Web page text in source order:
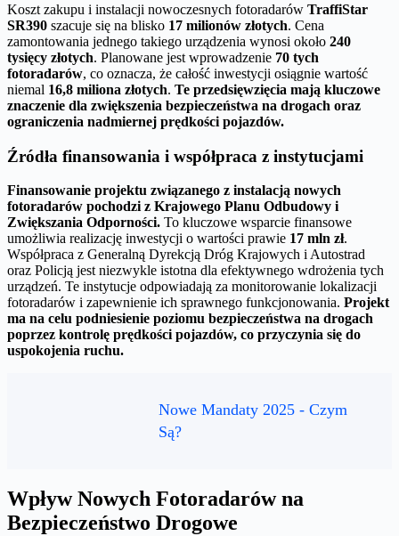
Koszt zakupu i instalacji nowoczesnych fotoradarów TraffiStar
SR390 szacuje się na blisko 17 milionów złotych. Cena
zamontowania jednego takiego urządzenia wynosi około 240
tysięcy złotych. Planowane jest wprowadzenie 70 tych
fotoradarów, co oznacza, że całość inwestycji osiągnie wartość
niemal 16,8 miliona złotych. Te przedsięwzięcia mają kluczowe
znaczenie dla zwiększenia bezpieczeństwa na drogach oraz
ograniczenia nadmiernej prędkości pojazdów.
Źródła finansowania i współpraca z instytucjami
Finansowanie projektu związanego z instalacją nowych
fotoradarów pochodzi z Krajowego Planu Odbudowy i
Zwiększania Odporności. To kluczowe wsparcie finansowe
umożliwia realizację inwestycji o wartości prawie 17 mln zł.
Współpraca z Generalną Dyrekcją Dróg Krajowych i Autostrad
oraz Policją jest niezwykle istotna dla efektywnego wdrożenia tych
urządzeń. Te instytucje odpowiadają za monitorowanie lokalizacji
fotoradarów i zapewnienie ich sprawnego funkcjonowania. Projekt
ma na celu podniesienie poziomu bezpieczeństwa na drogach
poprzez kontrolę prędkości pojazdów, co przyczynia się do
uspokojenia ruchu.
Nowe Mandaty 2025 - Czym
Są?
Wpływ Nowych Fotoradarów na
Bezpieczeństwo Drogowe